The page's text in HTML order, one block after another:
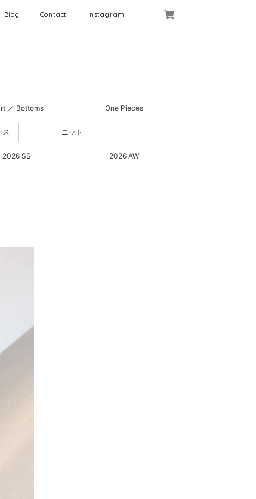
Blog Contact Instagram
／ Bottoms One Pieces
ス ニット
2026 SS 2026 AW